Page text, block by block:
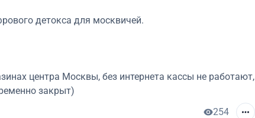
детокса для москвичей.
центра Москвы, без интернета кассы не работают,
закрыт)
254